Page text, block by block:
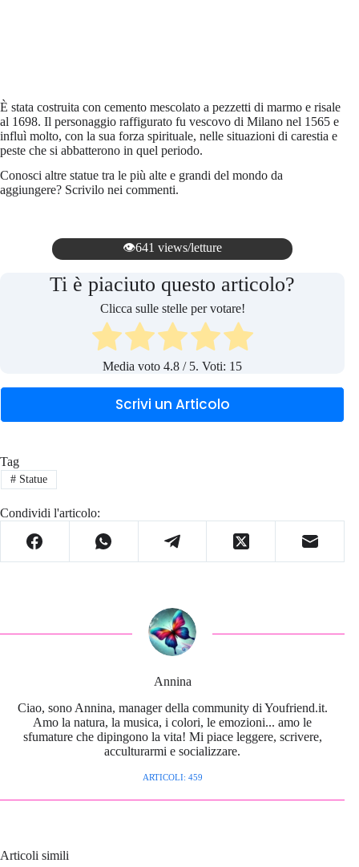
È stata costruita con cemento mescolato a pezzetti di marmo e risale
al 1698. Il personaggio raffigurato fu vescovo di Milano nel 1565 e
influì molto, con la sua forza spirituale, nelle situazioni di carestia e
peste che si abbatterono in quel periodo.
Conosci altre statue tra le più alte e grandi del mondo da
aggiungere? Scrivilo nei commenti.
👁️641 views/letture
Ti è piaciuto questo articolo?
Clicca sulle stelle per votare!
Media voto4.8 / 5. Voti: 15
Scrivi un Articolo
Tag
#Statue
Condividi l'articolo:
Annina
Ciao, sono Annina, manager della community di Youfriend.it.
Amo la natura, la musica, i colori, le emozioni... amo le
sfumature che dipingono la vita! Mi piace leggere, scrivere,
acculturarmi e socializzare.
ARTICOLI: 459
Articoli simili